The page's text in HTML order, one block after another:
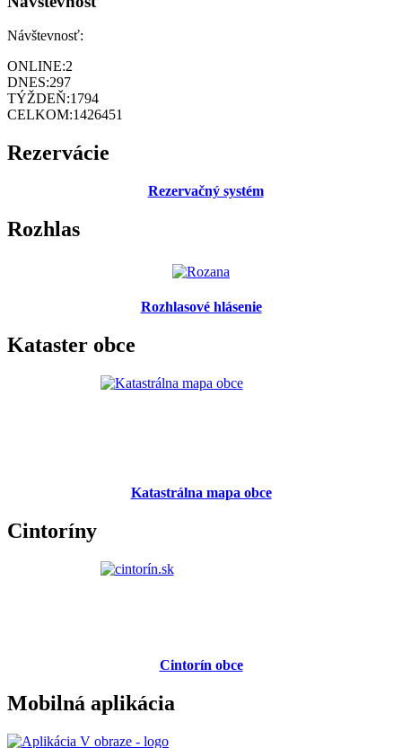
Návštevnosť:
ONLINE:2
DNES:297
TÝŽDEŇ:1794
CELKOM:1426451
Rezervácie
Rezervačný systém
Rozhlas
Rozhlasové hlásenie
Kataster obce
Katastrálna mapa obce
Cintoríny
Cintorín obce
Mobilná aplikácia